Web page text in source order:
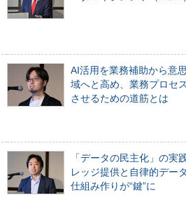
AI活用を業務補助から意
域へと高め、業務プロセ
させるための道筋とは
「データの民主化」の実
レッジ提供と自律的デー
仕組み作りが“鍵”に